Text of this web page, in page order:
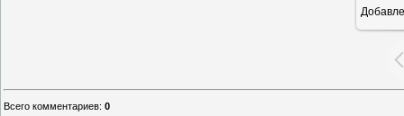
Всего комментариев: 0